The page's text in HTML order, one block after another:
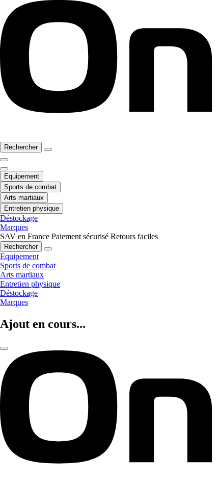
Rechercher
Equipement
Sports de combat
Arts martiaux
Entretien physique
Déstockage
Marques
SAV en France Paiement sécurisé Retours faciles
Rechercher
Equipement
Sports de combat
Arts martiaux
Entretien physique
Déstockage
Marques
Ajout en cours...